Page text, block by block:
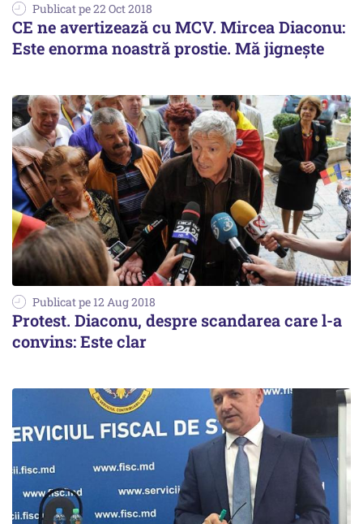
Publicat pe 22 Oct 2018
CE ne avertizează cu MCV. Mircea Diaconu:
Este enorma noastră prostie. Mă jignește
Publicat pe 12 Aug 2018
Protest. Diaconu, despre scandarea care l-a
convins: Este clar